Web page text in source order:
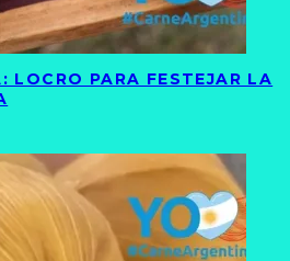
LOCRO PARA FESTEJAR LA